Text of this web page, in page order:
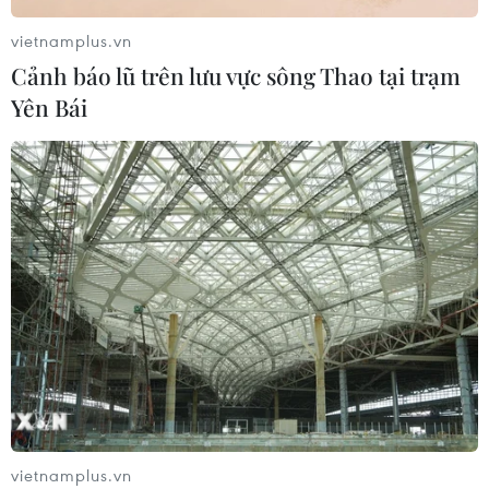
quy tập hài cốt liệt sỹ
07/08/2026 08:45
CƠ QUAN CHỦ QUẢN: THÔNG TẤN XÃ VIỆT NAM
Tổng Biên tập: TRẦN TIẾN DUẨN
Phó Tổng Biên tập: NGUYỄN THỊ TÁM, KHÚC THANH
THỦY
Sở hữu trí tuệ
vietnamplus.vn
Cảnh báo lũ trên lưu vực sông Thao tại trạm
Yên Bái
vietnamplus.vn